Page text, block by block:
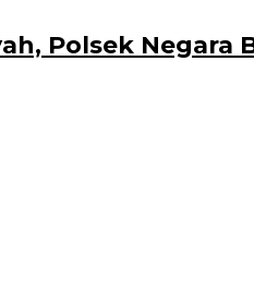
Polsek